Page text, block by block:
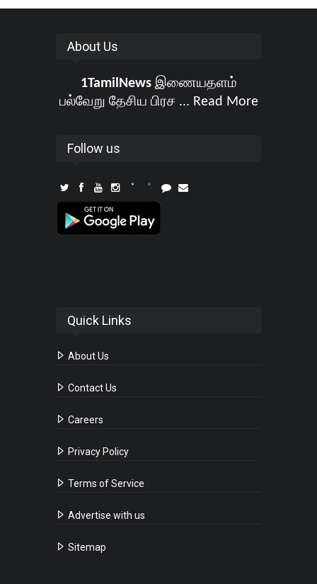
About Us
1TamilNewsஇணையதளம்
பல்வேறு தேசிய பிரச ... Read More
Follow us
Quick Links
About Us
Contact Us
Careers
Privacy Policy
Terms of Service
Advertise with us
Sitemap